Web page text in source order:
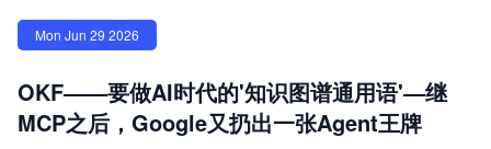
Mon Jun 29 2026
OKF——要做AI时代的'知识图谱通用语'—继
MCP之后，Google又扔出一张Agent王牌